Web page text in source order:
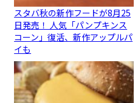
スタバ秋の新作フードが8月25
日発売！ 人気「パンプキンス
コーン」復活、新作アップルパ
イも